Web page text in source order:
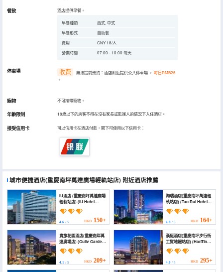
餐飲 酒店提供早餐。
早餐種類
西式, 中式
早餐形式
自助餐
費用
CNY 18/人
營業時間
07:00 - 10:00 每天
停車場 收费 無法提前預約：酒店附近提供公共停車場 ， 每日RMB25
。
寵物 不可攜帶寵物。
年齡限制 18歲以下的房客不得在沒有家長或監護人的情況下入住酒店。
接受信用卡 可以信用卡在酒店付款，閣下可使用以下信用卡：
城市便捷酒店(重慶南坪萬達廣場輕軌站店) 附近酒店推薦
IU酒店 (重慶南坪萬達廣場
輕軌站店) (IU Hotel
(Chongqing Nanping
Wanda Plaza Light Rail
Station))
4.6 / 5 HKD 150+
陶瑞酒店(重慶南坪萬達輕
軌站店) (Tao Rui Hotel
(Chongqing Nanping
Wanda Light Rail
Station))
4.8/ 5 HKD 164+
貴旅花園酒店(重慶南岸萬
達廣場店) (Guilv Garden
Hotel (Chongqing
Nan'an Wanda Plaza))
4.1 / 5 HKD 209+
漢庭酒店(重慶南坪步行街
工貿地鐵站店) (HanTing
Hotel (Chongqing
Nanping Pedestrian
Street Gongmao
Subway Station))
4.8/ 5 HKD 295+